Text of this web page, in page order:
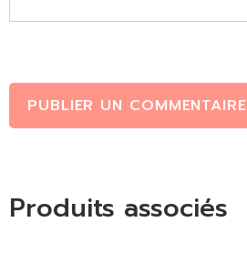
PUBLIER UN COMMENTAIRE
Produits associés